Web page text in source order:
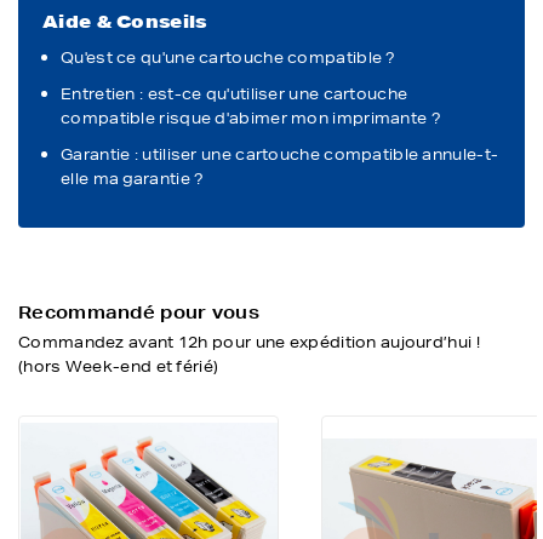
Aide & Conseils
Qu'est ce qu'une cartouche compatible ?
Entretien : est-ce qu'utiliser une cartouche
compatible risque d'abimer mon imprimante ?
Garantie : utiliser une cartouche compatible annule-t-
elle ma garantie ?
Recommandé pour vous
Commandez avant 12h pour une expédition aujourd’hui !
(hors Week-end et férié)